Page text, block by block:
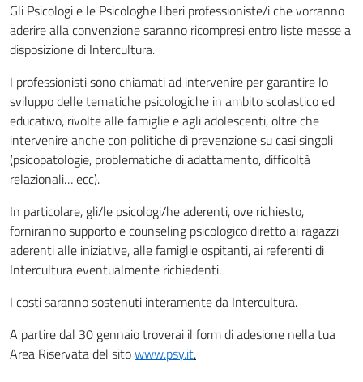
Gli Psicologi e le Psicologhe liberi professioniste/i che vorranno
aderire alla convenzione saranno ricompresi entro liste messe a
disposizione di Intercultura.
I professionisti sono chiamati ad intervenire per garantire lo
sviluppo delle tematiche psicologiche in ambito scolastico ed
educativo, rivolte alle famiglie e agli adolescenti, oltre che
intervenire anche con politiche di prevenzione su casi singoli
(psicopatologie, problematiche di adattamento, difficoltà
relazionali… ecc).
In particolare, gli/le psicologi/he aderenti, ove richiesto,
forniranno supporto e counseling psicologico diretto ai ragazzi
aderenti alle iniziative, alle famiglie ospitanti, ai referenti di
Intercultura eventualmente richiedenti.
I costi saranno sostenuti interamente da Intercultura.
A partire dal 30 gennaio troverai il form di adesione nella tua
Area Riservata del sitowww.psy.it.